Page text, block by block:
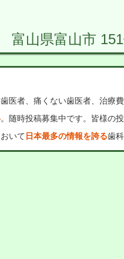
富山県富山市
医者、痛くない歯医者、治療
。随時投稿募集中です。皆様の
いて 日本最多の情報を誇る歯